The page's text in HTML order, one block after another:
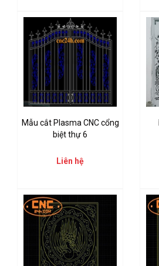
Mẫu cắt Plasma CNC cổng
biệt thự 6
Liên hệ